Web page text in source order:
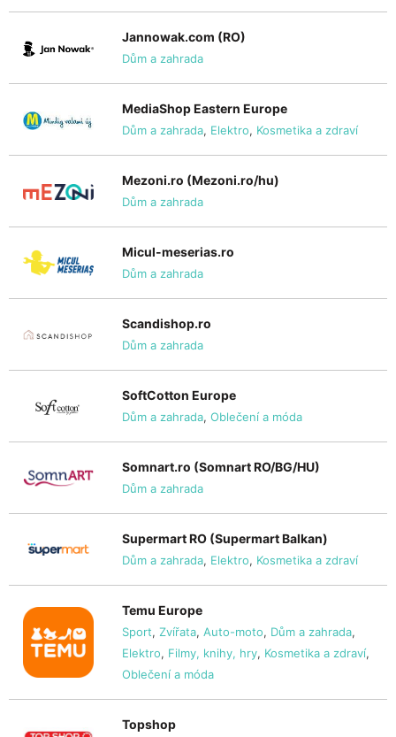
Jannowak.com (RO)
Dům a zahrada
MediaShop Eastern Europe
Dům a zahrada, Elektro, Kosmetika a zdraví
Mezoni.ro (Mezoni.ro/hu)
Dům a zahrada
Micul-meserias.ro
Dům a zahrada
Scandishop.ro
Dům a zahrada
SoftCotton Europe
Dům a zahrada, Oblečení a móda
Somnart.ro (Somnart RO/BG/HU)
Dům a zahrada
Supermart RO (Supermart Balkan)
Dům a zahrada, Elektro, Kosmetika a zdraví
Temu Europe
Sport, Zvířata, Auto-moto, Dům a zahrada,
Elektro, Filmy, knihy, hry, Kosmetika a zdraví,
Oblečení a móda
Topshop